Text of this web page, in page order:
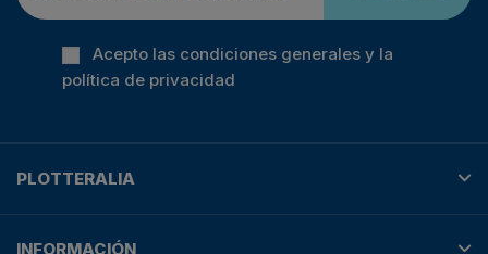
Acepto las condiciones generales y la
política de privacidad
PLOTTERALIA
INFORMACIÓN